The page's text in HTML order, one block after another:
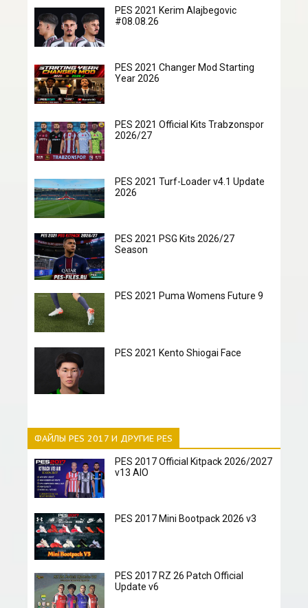
PES 2021 Kerim Alajbegovic
#08.08.26
PES 2021 Changer Mod Starting
Year 2026
PES 2021 Official Kits Trabzonspor
2026/27
PES 2021 Turf-Loader v4.1 Update
2026
PES 2021 PSG Kits 2026/27
Season
PES 2021 Puma Womens Future 9
PES 2021 Kento Shiogai Face
ФАЙЛЫ PES 2017 И ДРУГИЕ PES
PES 2017 Official Kitpack 2026/2027
v13 AIO
PES 2017 Mini Bootpack 2026 v3
PES 2017 RZ 26 Patch Official
Update v6